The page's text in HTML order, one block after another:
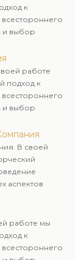
к
и выбор
работе
подход к
и выбор
В своей
аспектов
работе мы
к